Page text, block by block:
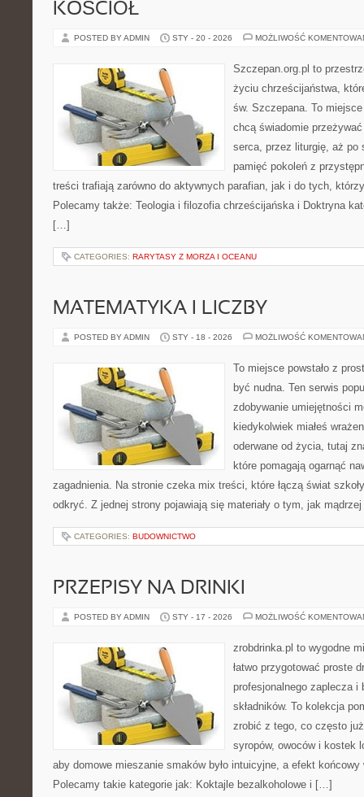
KOŚCIÓŁ
POSTED BY ADMIN STY - 20 - 2026 MOŻLIWOŚĆ
Szczepan.org.pl to
życiu chrześcijaństwa,
św. Szczepana. To
chcą świadomie
serca, przez liturgię, aż po
pamięć pokoleń z
treści trafiają zarówno do aktywnych parafian, jak i do tych,
Polecamy także: Teologia i filozofia chrześcijańska i Doktryna
[…]
CATEGORIES: RARYTASY Z MORZA I OCEANU
MATEMATYKA I LICZBY
POSTED BY ADMIN STY - 18 - 2026 MOŻLIWOŚĆ
To miejsce powstało z
być nudna. Ten serwis
zdobywanie umiejętności
kiedykolwiek miałeś
oderwane od życia, tutaj
które pomagają ogarnąć
zagadnienia. Na stronie czeka mix treści, które łączą świat
odkryć. Z jednej strony pojawiają się materiały o tym, jak
CATEGORIES: BUDOWNICTWO
PRZEPISY NA DRINKI
POSTED BY ADMIN STY - 17 - 2026 MOŻLIWOŚĆ
zrobdrinka.pl to wygodne
łatwo przygotować proste
profesjonalnego zaplecza i
składników. To kolekcja
zrobić z tego, co często
syropów, owoców i kostek
aby domowe mieszanie smaków było intuicyjne, a efekt końcowy
Polecamy takie kategorie jak: Koktajle bezalkoholowe i […]